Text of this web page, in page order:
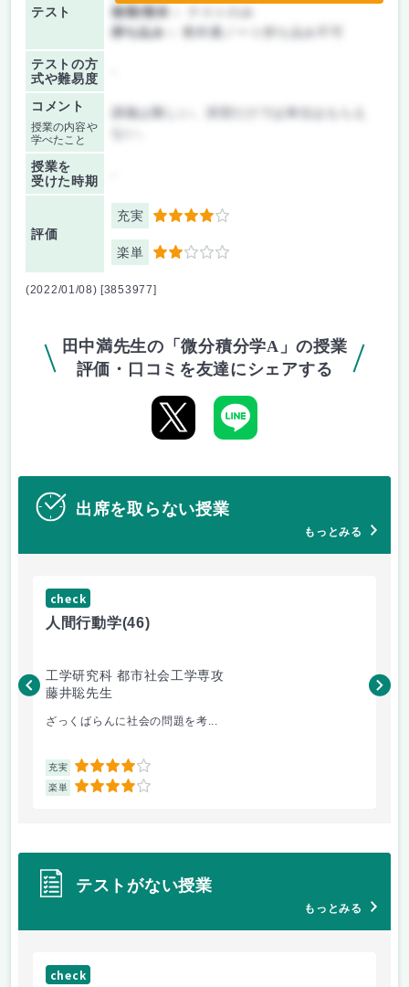
テスト
後期/期末：
持ち込み：
教科書ノート持ち込み不可
テストの方
式や難易度
コメント
授業の内容や
学べたこと
講義は難しい。演習だけでは単位はもらえ
授業を
受けた時期
評価
充実 4
楽単 2
(2022/01/08) [3853977]
田中満先生の「微分積分学A」の授業
評価・口コミを友達にシェアする
出席を取らない授業
もっとみる
check
人間行動学(46)
工学研究科 都市社会工学専攻
藤井聡先生
ざっくばらんに社会の問題を考...
充実 4
楽単 4
藤
テストがない授業
もっとみる
check